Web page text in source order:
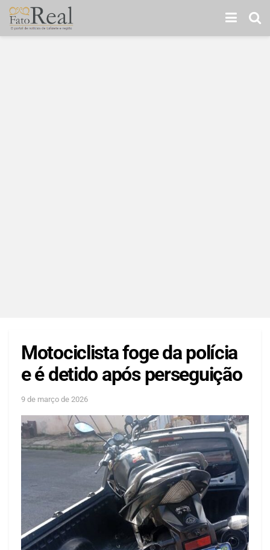
Motociclista foge da polícia
e é detido após perseguição
9 de março de 2026